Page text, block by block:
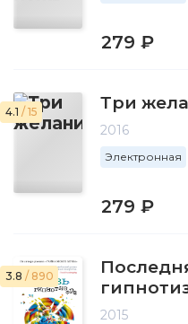
279 ₽
4.1 / 15 Три
2016
Электронная
279 ₽
3.8 / 890
2015